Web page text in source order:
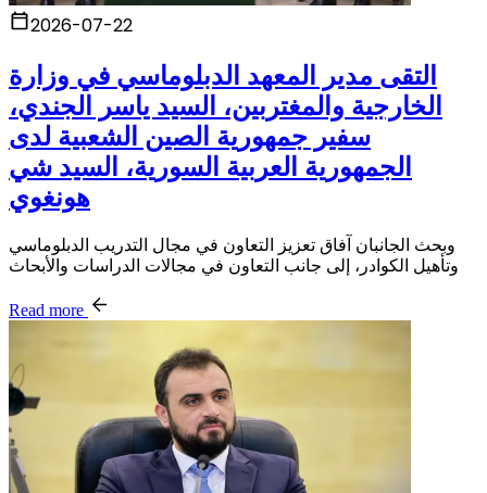
2026-07-22
التقى مدير المعهد الدبلوماسي في وزارة
الخارجية والمغتربين، السيد ياسر الجندي،
سفير جمهورية الصين الشعبية لدى
الجمهورية العربية السورية، السيد شي
هونغوي
وبحث الجانبان آفاق تعزيز التعاون في مجال التدريب الدبلوماسي
وتأهيل الكوادر، إلى جانب التعاون في مجالات الدراسات والأبحاث
Read more